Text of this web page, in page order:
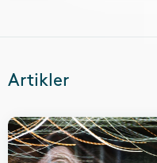
Artikler